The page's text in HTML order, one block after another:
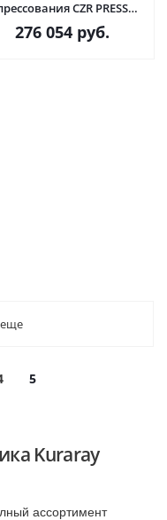
CZR PRESS
L KIT · Noritake Kuraray
(Япония)
276 054руб.
еще
5
Kuraray
ассортимент